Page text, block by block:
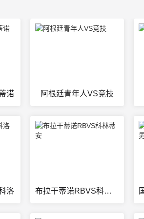
诺 阿根廷青年人VS竞技
洛 布拉干蒂诺RBVS科林蒂安